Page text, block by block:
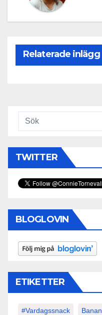
Relaterade inlägg
TWITTER
BLOGLOVIN
ETIKETTER
#vardagssnack Banan